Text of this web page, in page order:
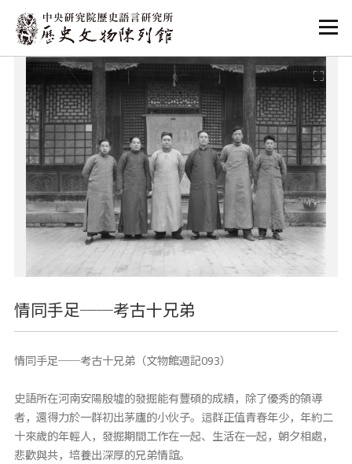
:::
:::
情同手足──考古十兄弟
情同手足──考古十兄弟（文物館週記093）
史語所在河南安陽殷墟的發掘能有豐碩的成績，除了優秀的領導
者，還得力於一群初出茅廬的小伙子。這群正值青春年少，年約二
十來歲的年輕人，發掘期間工作在一起、生活在一起，朝夕相處，
悲歡與共，培養出深厚的兄弟情誼。